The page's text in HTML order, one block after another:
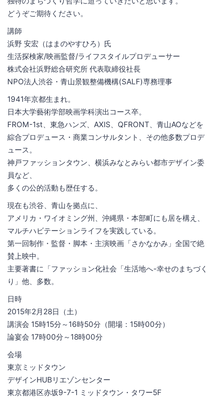
どうぞご期待ください。
講師
浜野 安宏（はまのやすひろ）氏
生活探検家/映画監督/ライフスタイルプロデューサー
株式会社浜野総合研究所 代表取締役社長
NPO法人渋谷・青山景観整備機構(SALF)専務理事
1941年京都生まれ。
日本大学藝術学部映画学科演出コース卒。
FROM-1st、東急ハンズ、AXIS、QFRONT、青山AOなどを
綜合プロデュース・商業コンサルタント、その他多数プロデ
ュース。
神戸ファッションタウン、横浜みなとみらい都市デザイン委
員など、
多くの公的活動も歴任する。
現在も渋谷、青山を拠点に、
アメリカ・ワイオミング州、沖縄県・本部町にも居を構え、
マルチハビテーションライフを実践している。
第一回制作・監督・脚本・主演映画「さかなかみ」全国で絶
賛上映中。
主要著書に「ファッション化社会「生活地へ-幸せのまちづく
り」他、多数。
日時
2015年2月28日（土）
講演会 15時15分～16時50分（開場：15時00分）
論宴会 17時00分～18時00分
会場
東京ミッドタウン
デザインHUBリエゾンセンター
東京都港区赤坂9-7-1 ミッドタウン・タワー5F